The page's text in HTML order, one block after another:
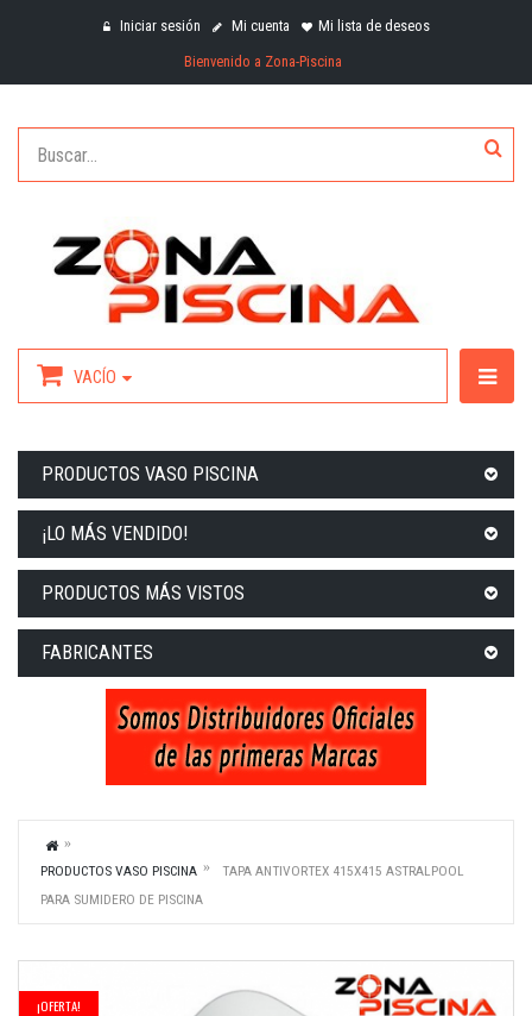
Iniciar sesión Mi cuenta
Mi lista de deseos
Bienvenido a Zona-Piscina
VACÍO
PRODUCTOS VASO PISCINA
¡LO MÁS VENDIDO!
PRODUCTOS MÁS VISTOS
FABRICANTES
PRODUCTOS VASO PISCINA
TAPA ANTIVORTEX 415X415 ASTRALPOOL
PARA SUMIDERO DE PISCINA
¡OFERTA!